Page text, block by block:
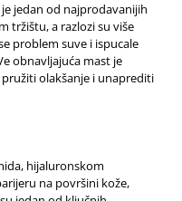
je jedan od najprodavanijih
tržištu, a razlozi su više
problem suve i ispucale
obnavljajuća mast je
olakšanje i unaprediti
hijaluronskom
na površini kože,